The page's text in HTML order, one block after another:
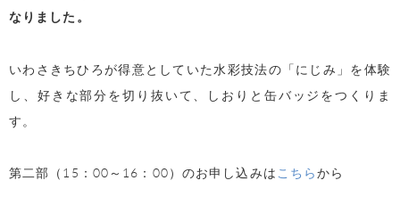
なりました。
いわさきちひろが得意としていた水彩技法の「にじみ」を体験
し、好きな部分を切り抜いて、しおりと缶バッジをつくりま
す。
第二部（15：00～16：00）のお申し込みはこちらから